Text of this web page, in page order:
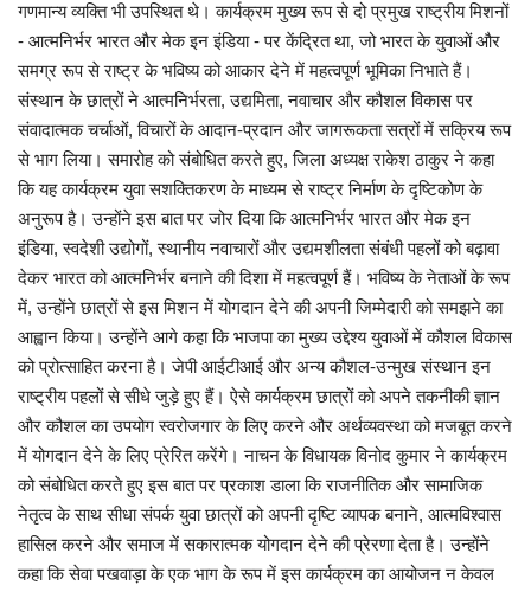
गणमान्य व्यक्ति भी उपस्थित थे। कार्यक्रम मुख्य रूप से दो प्रमुख राष्ट्रीय मिशनों
- आत्मनिर्भर भारत और मेक इन इंडिया - पर केंद्रित था, जो भारत के युवाओं और
समग्र रूप से राष्ट्र के भविष्य को आकार देने में महत्वपूर्ण भूमिका निभाते हैं।
संस्थान के छात्रों ने आत्मनिर्भरता, उद्यमिता, नवाचार और कौशल विकास पर
संवादात्मक चर्चाओं, विचारों के आदान-प्रदान और जागरूकता सत्रों में सक्रिय रूप
से भाग लिया। समारोह को संबोधित करते हुए, जिला अध्यक्ष राकेश ठाकुर ने कहा
कि यह कार्यक्रम युवा सशक्तिकरण के माध्यम से राष्ट्र निर्माण के दृष्टिकोण के
अनुरूप है। उन्होंने इस बात पर जोर दिया कि आत्मनिर्भर भारत और मेक इन
इंडिया, स्वदेशी उद्योगों, स्थानीय नवाचारों और उद्यमशीलता संबंधी पहलों को बढ़ावा
देकर भारत को आत्मनिर्भर बनाने की दिशा में महत्वपूर्ण हैं। भविष्य के नेताओं के रूप
में, उन्होंने छात्रों से इस मिशन में योगदान देने की अपनी जिम्मेदारी को समझने का
आह्वान किया। उन्होंने आगे कहा कि भाजपा का मुख्य उद्देश्य युवाओं में कौशल विकास
को प्रोत्साहित करना है। जेपी आईटीआई और अन्य कौशल-उन्मुख संस्थान इन
राष्ट्रीय पहलों से सीधे जुड़े हुए हैं। ऐसे कार्यक्रम छात्रों को अपने तकनीकी ज्ञान
और कौशल का उपयोग स्वरोजगार के लिए करने और अर्थव्यवस्था को मजबूत करने
में योगदान देने के लिए प्रेरित करेंगे। नाचन के विधायक विनोद कुमार ने कार्यक्रम
को संबोधित करते हुए इस बात पर प्रकाश डाला कि राजनीतिक और सामाजिक
नेतृत्व के साथ सीधा संपर्क युवा छात्रों को अपनी दृष्टि व्यापक बनाने, आत्मविश्वास
हासिल करने और समाज में सकारात्मक योगदान देने की प्रेरणा देता है। उन्होंने
कहा कि सेवा पखवाड़ा के एक भाग के रूप में इस कार्यक्रम का आयोजन न केवल